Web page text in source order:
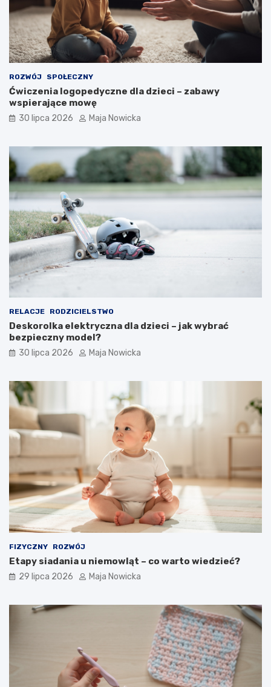
ROZWÓJ SPOŁECZNY
Ćwiczenia logopedyczne dla dzieci – zabawy
wspierające mowę
30 lipca 2026 Maja Nowicka
RELACJE RODZICIELSTWO
Deskorolka elektryczna dla dzieci – jak wybrać
bezpieczny model?
30 lipca 2026 Maja Nowicka
FIZYCZNY ROZWÓJ
Etapy siadania u niemowląt – co warto wiedzieć?
29 lipca 2026 Maja Nowicka